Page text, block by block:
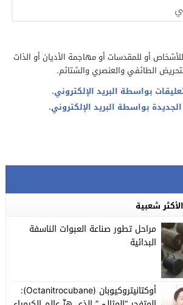
أو للمقدسات أو مهاجمة الأديان أو الذات
الطائفي والعنصري والشتائم.
بواسطة البريد الإلكتروني.
بواسطة البريد الإلكتروني.
الأكثر شعبية
مراحل تطور صناعة العبوات الناسفة
البدائية
أوكتانيتروكيوبان (Octanitrocubane):